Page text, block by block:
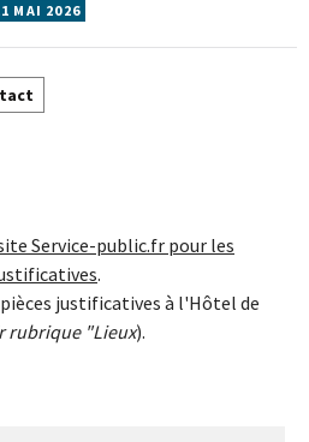
MAI 2026
Service-public.fr pour les
.
justificatives à l'Hôtel de
rubrique "Lieux).